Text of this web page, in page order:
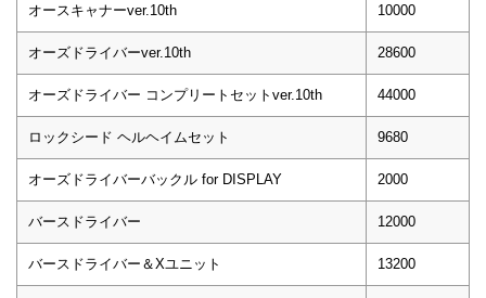
オースキャナーver.10th 10000
オーズドライバーver.10th 28600
オーズドライバー コンプリートセットver.10th 44000
ロックシード ヘルヘイムセット 9680
オーズドライバーバックル for DISPLAY 2000
バースドライバー 12000
バースドライバー＆Xユニット 13200